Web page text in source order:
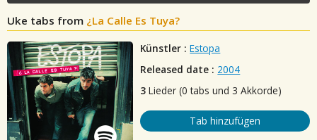
Uke tabs from ¿La Calle Es Tuya?
Künstler : Estopa
Released date : 2004
3 Lieder (0 tabs und 3 Akkorde)
Tab hinzufügen